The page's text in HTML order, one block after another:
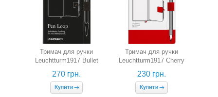
Тримач для ручки
Leuchtturm1917 Bullet
Journal (чорний)
270 грн.
Тримач для ручки
Leuchtturm1917 Cherry
(вишневий)
230 грн.